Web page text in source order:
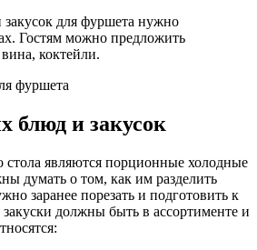
для фуршета нужно
Гостям можно предложить
коктейли.
блюд и закусок
стола являются порционные холодные
думать о том, как им разделить
заранее порезать и подготовить к
должны быть в ассортименте и